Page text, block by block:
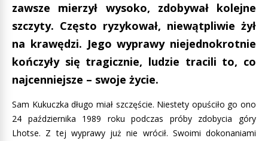
zawsze mierzył wysoko, zdobywał kolejne
szczyty. Często ryzykował, niewątpliwie żył
na krawędzi. Jego wyprawy niejednokrotnie
kończyły się tragicznie, ludzie tracili to, co
najcenniejsze – swoje życie.
Sam Kukuczka długo miał szczęście. Niestety opuściło go ono
24 października 1989 roku podczas próby zdobycia góry
Lhotse. Z tej wyprawy już nie wrócił. Swoimi dokonaniami